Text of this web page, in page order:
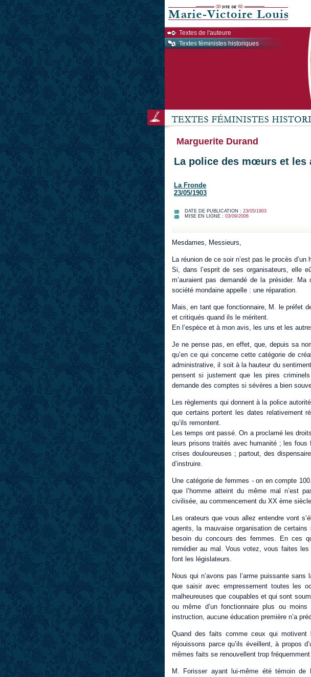
Textes de l'auteure
Textes féministes historiques
Marguerite Durand
La police des mœurs et les
La Fronde
23/05/1903
DATE DE PUBLICATION : 23/05/1903
MISE EN LIGNE : 03/09/2006
Mesdames, Messieurs,
La réunion de ce soir n’est pas le procès d’un
Si, dans l’esprit de ses organisateurs, elle
m’auraient pas demandé de la présider.
société mondaine appelle : une réparation.
Mais, en tant que fonctionnaire, M. le préfet
et critiqués quand ils le méritent.
En l’espèce et à mon avis, les uns et les
Je ne pense pas, en effet, que, depuis sa
qu’en ce qui concerne cette catégorie de
administrative, il soit à la hauteur du
pensent si justement que les pires
demande des comptes si sévères a bien
Les règlements qui donnent à la police
que certains portent les dates relativement
qu’ils remontent.
Les temps ont passé. On a proclamé les
leurs prisons traités avec humanité ; les
crises douloureuses ; partout, des
d’instruire.
Une catégorie de femmes - on en compte
que l’homme atteint du même mal n’est
civilisée, au commencement du XX ème
Les orateurs que vous allez entendre vont
agents, la mauvaise organisation de
besoin du concours des femmes. En ces
remédier au mal. Vous votez, vous faites
font les législateurs.
Nous qui n’avons pas l’arme puissante
que saisir avec empressement toutes les
malheureuses que coupables et qui sont
ou même d’un fonctionnaire plus ou moins
instruction, aucune éducation première n’a
Quand des faits comme ceux qui motivent
réjouissons parce qu’ils éveillent, à propos
mêmes faits se renouvellent trop
M. Forisser ayant lui-même été témoin